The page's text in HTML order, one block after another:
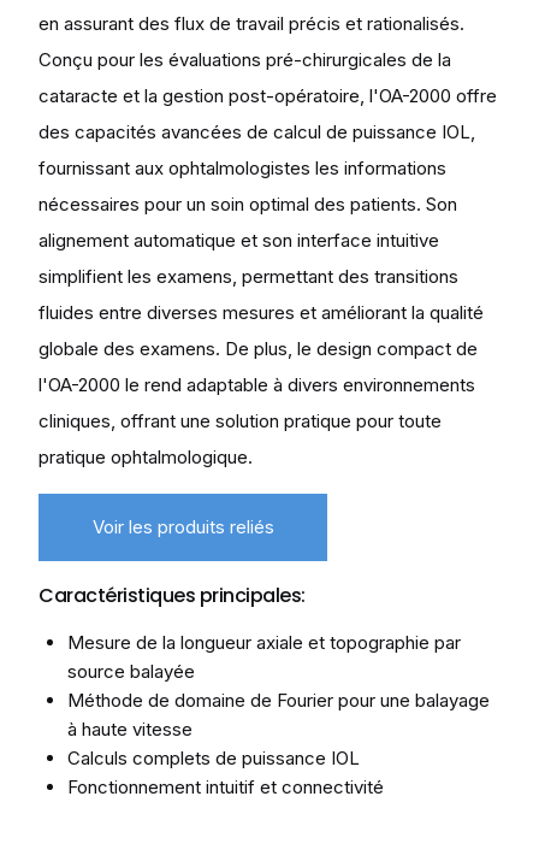
en assurant des flux de travail précis et rationalisés.
Conçu pour les évaluations pré-chirurgicales de la
cataracte et la gestion post-opératoire, l'OA-2000 offre
des capacités avancées de calcul de puissance IOL,
fournissant aux ophtalmologistes les informations
nécessaires pour un soin optimal des patients. Son
alignement automatique et son interface intuitive
simplifient les examens, permettant des transitions
fluides entre diverses mesures et améliorant la qualité
globale des examens. De plus, le design compact de
l'OA-2000 le rend adaptable à divers environnements
cliniques, offrant une solution pratique pour toute
pratique ophtalmologique.
Voir les produits reliés
Caractéristiques principales:
Mesure de la longueur axiale et topographie par
source balayée
Méthode de domaine de Fourier pour une balayage
à haute vitesse
Calculs complets de puissance IOL
Fonctionnement intuitif et connectivité